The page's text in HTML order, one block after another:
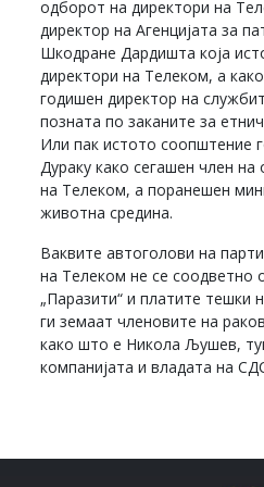
одборот на директори на
директор на Агенцијата за
Шкодране Дардишта која
директори на Телеком, а
годишен директор на
позната по заканите за
Или пак истото соопштение
Дураку како сегашен член
на Телеком, а поранешен
животна средина.
Ваквите автоголови на
на Телеком не се соодветно
„Паразити“ и платите тешки
ги земаат членовите на
како што е Никола Љушев,
компанијата и владата на